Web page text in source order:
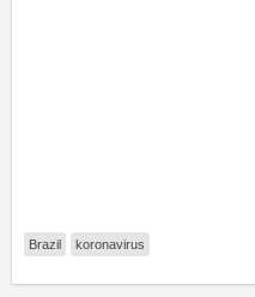
Brazil koronavirus